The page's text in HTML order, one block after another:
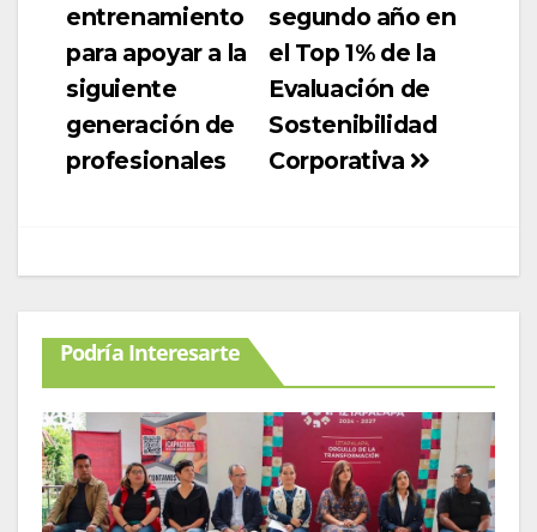
segundo año en
el Top 1% de la
Evaluación de
Sostenibilidad
Corporativa
entrenamiento
para apoyar a la
siguiente
generación de
profesionales
Podría Interesarte